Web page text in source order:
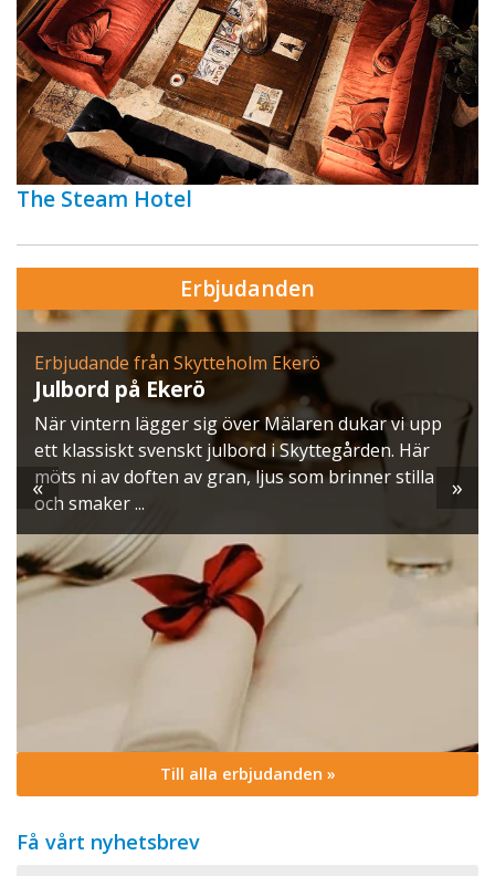
The Steam Hotel
Erbjudanden
Erbjudande från Skytteholm Ekerö
Julbord på Ekerö
När vintern lägger sig över Mälaren dukar vi upp
ett klassiskt svenskt julbord i Skyttegården. Här
möts ni av doften av gran, ljus som brinner stilla
och smaker ...
« »
Till alla erbjudanden »
Få vårt nyhetsbrev